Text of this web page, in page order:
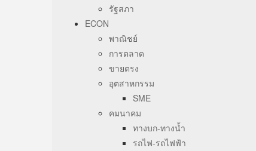
รัฐสภา
ECON
พาณิชย์
การตลาด
ขายตรง
อุตสาหกรรม
SME
คมนาคม
ทางบก-ทางน้ำ
รถไฟ-รถไฟฟ้า